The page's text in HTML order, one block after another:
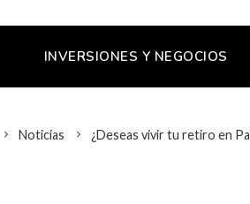
INVERSIONES Y NEGOCIOS
Noticias ¿Deseas vivir tu retiro en